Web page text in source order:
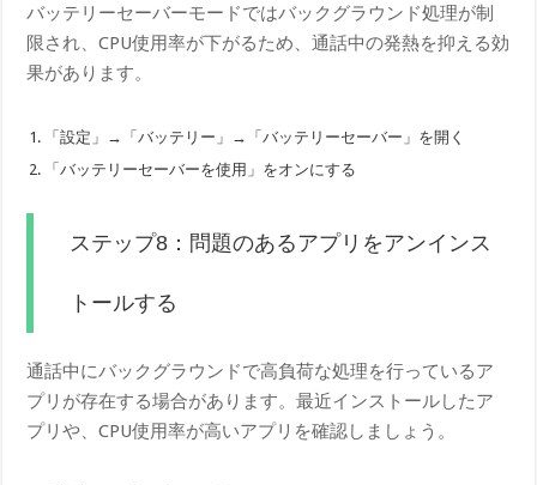
バッテリーセーバーモードではバックグラウンド処理が制
限され、CPU使用率が下がるため、通話中の発熱を抑える効
果があります。
「設定」→「バッテリー」→「バッテリーセーバー」を開く
「バッテリーセーバーを使用」をオンにする
ステップ8：問題のあるアプリをアンインス
トールする
通話中にバックグラウンドで高負荷な処理を行っているア
プリが存在する場合があります。最近インストールしたア
プリや、CPU使用率が高いアプリを確認しましょう。